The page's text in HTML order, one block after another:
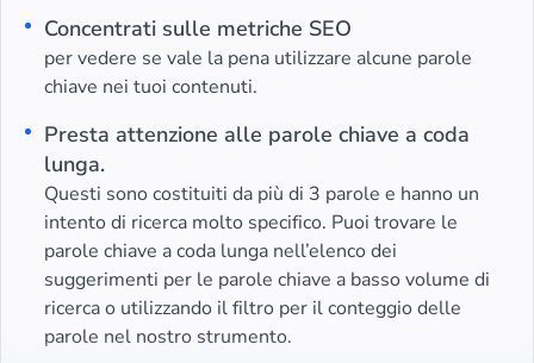
Concentrati sulle metriche SEO
per vedere se vale la pena utilizzare alcune parole
chiave nei tuoi contenuti.
Presta attenzione alle parole chiave a coda
lunga.
Questi sono costituiti da più di 3 parole e hanno un
intento di ricerca molto specifico. Puoi trovare le
parole chiave a coda lunga nell’elenco dei
suggerimenti per le parole chiave a basso volume di
ricerca o utilizzando il filtro per il conteggio delle
parole nel nostro strumento.